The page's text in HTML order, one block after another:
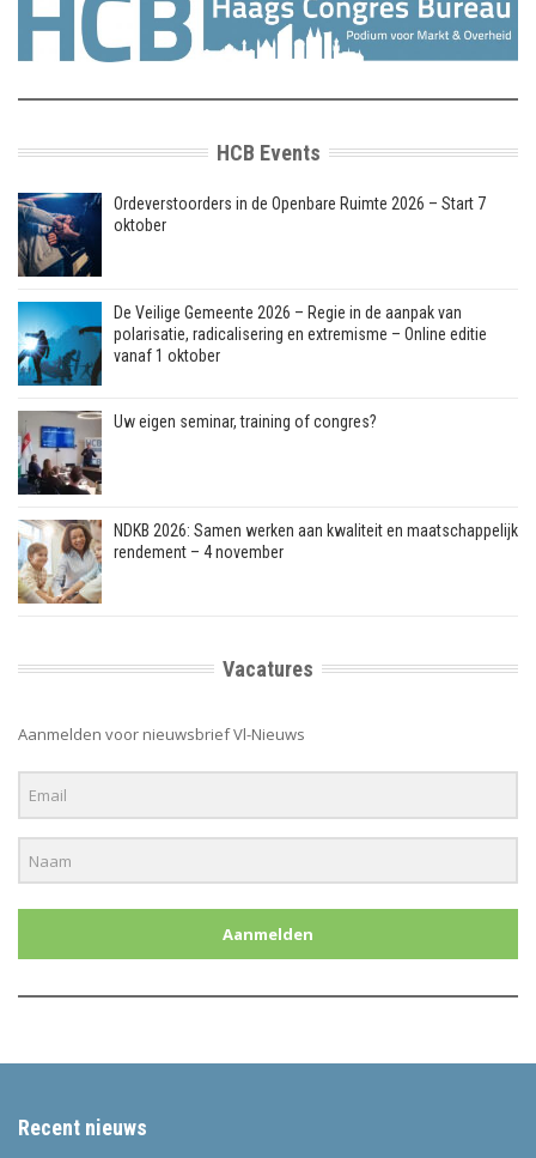
HCB Events
Ordeverstoorders in de Openbare Ruimte 2026 – Start 7
oktober
De Veilige Gemeente 2026 – Regie in de aanpak van
polarisatie, radicalisering en extremisme – Online editie
vanaf 1 oktober
Uw eigen seminar, training of congres?
NDKB 2026: Samen werken aan kwaliteit en maatschappelijk
rendement – 4 november
Vacatures
Aanmelden voor nieuwsbrief Vl-Nieuws
Aanmelden
Recent nieuws